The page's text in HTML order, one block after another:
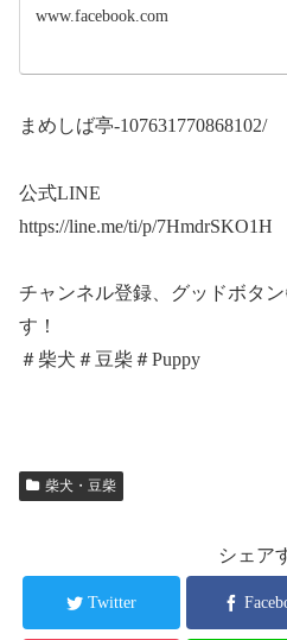
www.facebook.com
まめしば亭-107631770868102/
公式LINE
https://line.me/ti/p/7HmdrSKO1H
チャンネル登録、グッドボタ
す！
＃柴犬＃豆柴＃Puppy
柴犬・豆柴
シェア
Twitter